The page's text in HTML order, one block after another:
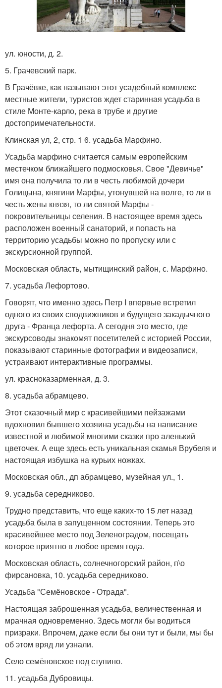
ул. юности, д. 2.
5. Грачевский парк.
В Грачёвке, как называют этот усадебный комплекс
местные жители, туристов ждет старинная усадьба в
стиле Монте-карло, река в трубе и другие
достопримечательности.
Клинская ул, 2, стр. 1 6. усадьба Марфино.
Усадьба марфино считается самым европейским
местечком ближайшего подмосковья. Свое "Девичье"
имя она получила то ли в честь любимой дочери
Голицына, княгини Марфы, утонувшей на волге, то ли в
честь жены князя, то ли святой Марфы -
покровительницы селения. В настоящее время здесь
расположен военный санаторий, и попасть на
территорию усадьбы можно по пропуску или с
экскурсионной группой.
Московская область, мытищинский район, с. Марфино.
7. усадьба Лефортово.
Говорят, что именно здесь Петр I впервые встретил
одного из своих сподвижников и будущего закадычного
друга - Франца лефорта. А сегодня это место, где
экскурсоводы знакомят посетителей с историей России,
показывают старинные фотографии и видеозаписи,
устраивают интерактивные программы.
ул. красноказарменная, д. 3.
8. усадьба абрамцево.
Этот сказочный мир с красивейшими пейзажами
вдохновил бывшего хозяина усадьбы на написание
известной и любимой многими сказки про аленький
цветочек. А еще здесь есть уникальная скамья Врубеля и
настоящая избушка на курьих ножках.
Московская обл., дп абрамцево, музейная ул., 1.
9. усадьба середниково.
Трудно представить, что еще каких-то 15 лет назад
усадьба была в запущенном состоянии. Теперь это
красивейшее место под Зеленоградом, посещать
которое приятно в любое время года.
Московская область, солнечногорский район, п\о
фирсановка, 10. усадьба середниково.
Усадьба "Семёновское - Отрада".
Настоящая заброшенная усадьба, величественная и
мрачная одновременно. Здесь могли бы водиться
призраки. Впрочем, даже если бы они тут и были, мы бы
об этом вряд ли узнали.
Село семёновское под ступино.
11. усадьба Дубровицы.